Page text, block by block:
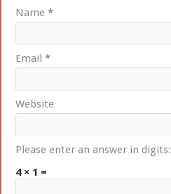
Name*
Email*
Website
Please enter an answer in digits:
4 × 1 =